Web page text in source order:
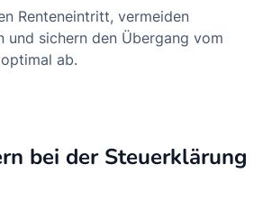
Renteneintritt, vermeiden
und sichern den Übergang vom
ab.
bei der Steuerklärung